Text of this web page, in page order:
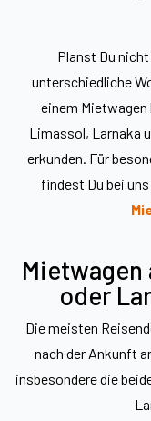
Planst Du
unterschiedliche
einem
Limassol, Larnaka
erkunden. Für
findest Du bei
Mietwagen
oder
Die meisten
nach der Ankunft
insbesondere die